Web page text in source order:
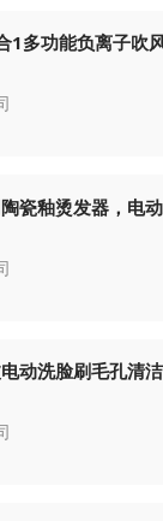
1多功能负离子吹
瓷釉烫发器，电
动洗脸刷毛孔清